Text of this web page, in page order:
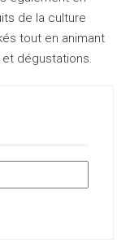
de la culture
tout en animant
dégustations.